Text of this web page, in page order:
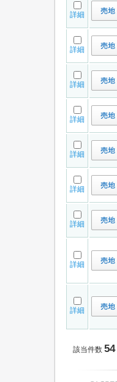
詳細
詳細
詳細
詳細
詳細
詳細
詳細
詳細
詳細
該当件数 54